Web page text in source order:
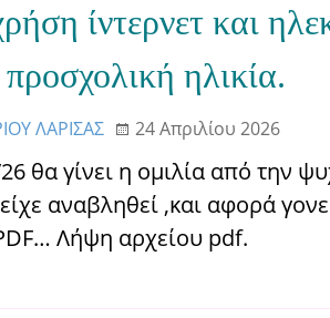
ίντερνετ και
ηλικία.
ΛΑΡΙΣΑΣ 24 Απριλίου 2026
θα γίνει η ομιλία από την
αναβληθεί ,και αφορά
Λήψη αρχείου pdf.